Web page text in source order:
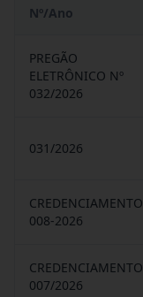
Nº/Ano
PREGÃO
ELETRÔNICO Nº
032/2026
031/2026
CREDENCIAMENTO
008-2026
CREDENCIAMENTO
007/2026